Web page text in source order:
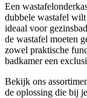
Een
dubbele wastafel
ideaal voor
de wastafel moeten
zowel praktische
badkamer een
Bekijk ons
de oplossing die bij